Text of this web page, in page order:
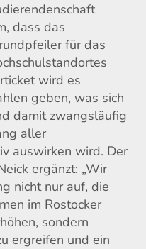
dass das
für das
wird es
geben, was sich
damit zwangsläufig
aller
auswirken wird. Der
ergänzt: „Wir
nicht nur auf, die
im Rostocker
sondern
ergreifen und ein